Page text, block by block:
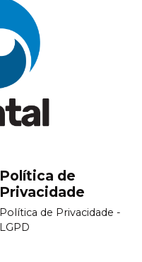
Política de
Privacidade
Política de Privacidade -
LGPD